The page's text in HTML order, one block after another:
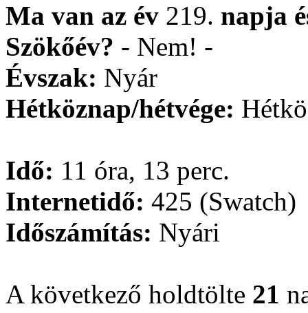
Ma van az év 219. napja
Szökőév? - Nem! -
Évszak: Nyár
Hétköznap/hétvége:
Idő: 11 óra, 13 perc.
Internetidő: 425 (Swatch)
Időszámítás: Nyári
A következő holdtölte 21